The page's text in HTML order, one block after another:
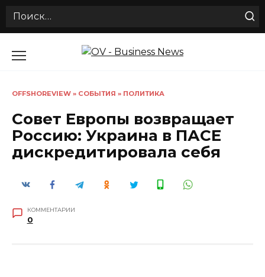
Search
OFFSHOREVIEW » СОБЫТИЯ » ПОЛИТИКА
Совет Европы возвращает
Россию: Украина в ПАСЕ
дискредитировала себя
КОММЕНТАРИИ
0